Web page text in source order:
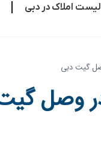
لیست املاک در دبی